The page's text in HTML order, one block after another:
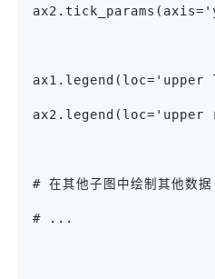
# 在其他子图中绘制其他数据
# ...